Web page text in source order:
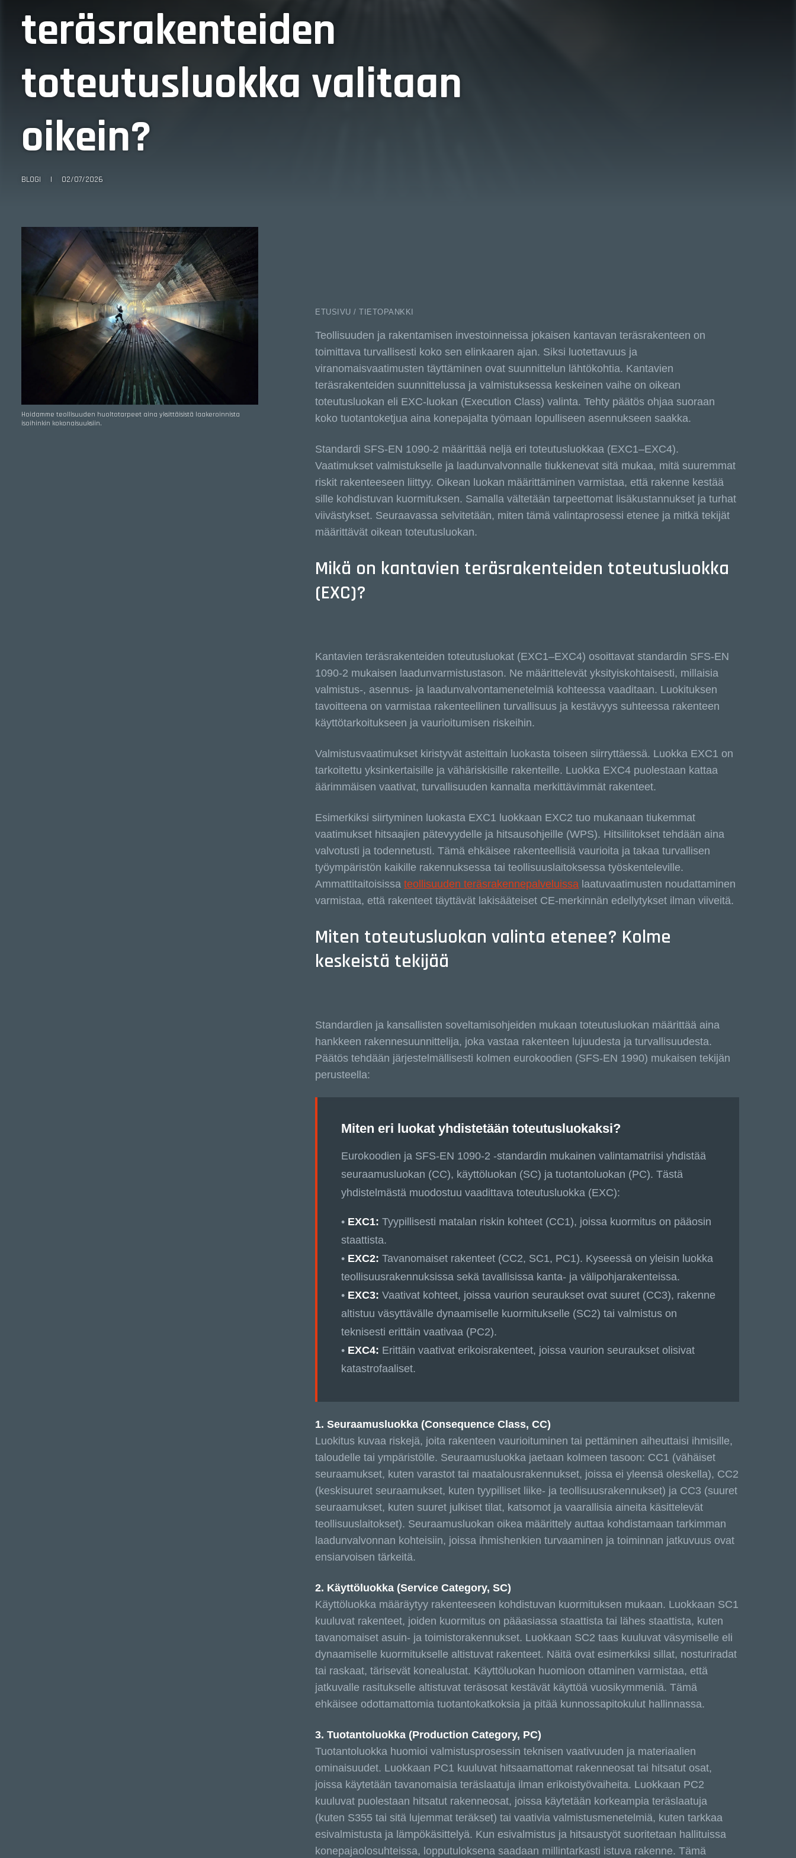
teräsrakenteiden
toteutusluokka valitaan
oikein?
BLOGI | 02/07/2026
Hoidamme teollisuuden huoltotarpeet aina yksittäisistä laakeroinnista
isoihinkin kokonaisuuksiin.
ETUSIVU / TIETOPANKKI
Teollisuuden ja rakentamisen investoinneissa jokaisen kantavan teräsrakenteen on
toimittava turvallisesti koko sen elinkaaren ajan. Siksi luotettavuus ja
viranomaisvaatimusten täyttäminen ovat suunnittelun lähtökohtia. Kantavien
teräsrakenteiden suunnittelussa ja valmistuksessa keskeinen vaihe on oikean
toteutusluokan eli EXC-luokan (Execution Class) valinta. Tehty päätös ohjaa suoraan
koko tuotantoketjua aina konepajalta työmaan lopulliseen asennukseen saakka.
Standardi SFS-EN 1090-2 määrittää neljä eri toteutusluokkaa (EXC1–EXC4).
Vaatimukset valmistukselle ja laadunvalvonnalle tiukkenevat sitä mukaa, mitä suuremmat
riskit rakenteeseen liittyy. Oikean luokan määrittäminen varmistaa, että rakenne kestää
sille kohdistuvan kuormituksen. Samalla vältetään tarpeettomat lisäkustannukset ja turhat
viivästykset. Seuraavassa selvitetään, miten tämä valintaprosessi etenee ja mitkä tekijät
määrittävät oikean toteutusluokan.
Mikä on kantavien teräsrakenteiden toteutusluokka
(EXC)?
Kantavien teräsrakenteiden toteutusluokat (EXC1–EXC4) osoittavat standardin SFS-EN
1090-2 mukaisen laadunvarmistustason. Ne määrittelevät yksityiskohtaisesti, millaisia
valmistus-, asennus- ja laadunvalvontamenetelmiä kohteessa vaaditaan. Luokituksen
tavoitteena on varmistaa rakenteellinen turvallisuus ja kestävyys suhteessa rakenteen
käyttötarkoitukseen ja vaurioitumisen riskeihin.
Valmistusvaatimukset kiristyvät asteittain luokasta toiseen siirryttäessä. Luokka EXC1 on
tarkoitettu yksinkertaisille ja vähäriskisille rakenteille. Luokka EXC4 puolestaan kattaa
äärimmäisen vaativat, turvallisuuden kannalta merkittävimmät rakenteet.
Esimerkiksi siirtyminen luokasta EXC1 luokkaan EXC2 tuo mukanaan tiukemmat
vaatimukset hitsaajien pätevyydelle ja hitsausohjeille (WPS). Hitsiliitokset tehdään aina
valvotusti ja todennetusti. Tämä ehkäisee rakenteellisiä vaurioita ja takaa turvallisen
työympäristön kaikille rakennuksessa tai teollisuuslaitoksessa työskenteleville.
Ammattitaitoisissa teollisuuden teräsrakennepalveluissa laatuvaatimusten noudattaminen
varmistaa, että rakenteet täyttävät lakisääteiset CE-merkinnän edellytykset ilman viiveitä.
Miten toteutusluokan valinta etenee? Kolme
keskeistä tekijää
Standardien ja kansallisten soveltamisohjeiden mukaan toteutusluokan määrittää aina
hankkeen rakennesuunnittelija, joka vastaa rakenteen lujuudesta ja turvallisuudesta.
Päätös tehdään järjestelmällisesti kolmen eurokoodien (SFS-EN 1990) mukaisen tekijän
perusteella:
Miten eri luokat yhdistetään toteutusluokaksi?
Eurokoodien ja SFS-EN 1090-2 -standardin mukainen valintamatriisi yhdistää
seuraamusluokan (CC), käyttöluokan (SC) ja tuotantoluokan (PC). Tästä
yhdistelmästä muodostuu vaadittava toteutusluokka (EXC):
• EXC1: Tyypillisesti matalan riskin kohteet (CC1), joissa kuormitus on pääosin
staattista.
• EXC2: Tavanomaiset rakenteet (CC2, SC1, PC1). Kyseessä on yleisin luokka
teollisuusrakennuksissa sekä tavallisissa kanta- ja välipohjarakenteissa.
• EXC3: Vaativat kohteet, joissa vaurion seuraukset ovat suuret (CC3), rakenne
altistuu väsyttävälle dynaamiselle kuormitukselle (SC2) tai valmistus on
teknisesti erittäin vaativaa (PC2).
• EXC4: Erittäin vaativat erikoisrakenteet, joissa vaurion seuraukset olisivat
katastrofaaliset.
1. Seuraamusluokka (Consequence Class, CC)
Luokitus kuvaa riskejä, joita rakenteen vaurioituminen tai pettäminen aiheuttaisi ihmisille,
taloudelle tai ympäristölle. Seuraamusluokka jaetaan kolmeen tasoon: CC1 (vähäiset
seuraamukset, kuten varastot tai maatalousrakennukset, joissa ei yleensä oleskella), CC2
(keskisuuret seuraamukset, kuten tyypilliset liike- ja teollisuusrakennukset) ja CC3 (suuret
seuraamukset, kuten suuret julkiset tilat, katsomot ja vaarallisia aineita käsittelevät
teollisuuslaitokset). Seuraamusluokan oikea määrittely auttaa kohdistamaan tarkimman
laadunvalvonnan kohteisiin, joissa ihmishenkien turvaaminen ja toiminnan jatkuvuus ovat
ensiarvoisen tärkeitä.
2. Käyttöluokka (Service Category, SC)
Käyttöluokka määräytyy rakenteeseen kohdistuvan kuormituksen mukaan. Luokkaan SC1
kuuluvat rakenteet, joiden kuormitus on pääasiassa staattista tai lähes staattista, kuten
tavanomaiset asuin- ja toimistorakennukset. Luokkaan SC2 taas kuuluvat väsymiselle eli
dynaamiselle kuormitukselle altistuvat rakenteet. Näitä ovat esimerkiksi sillat, nosturiradat
tai raskaat, tärisevät konealustat. Käyttöluokan huomioon ottaminen varmistaa, että
jatkuvalle rasitukselle altistuvat teräsosat kestävät käyttöä vuosikymmeniä. Tämä
ehkäisee odottamattomia tuotantokatkoksia ja pitää kunnossapitokulut hallinnassa.
3. Tuotantoluokka (Production Category, PC)
Tuotantoluokka huomioi valmistusprosessin teknisen vaativuuden ja materiaalien
ominaisuudet. Luokkaan PC1 kuuluvat hitsaamattomat rakenneosat tai hitsatut osat,
joissa käytetään tavanomaisia teräslaatuja ilman erikoistyövaiheita. Luokkaan PC2
kuuluvat puolestaan hitsatut rakenneosat, joissa käytetään korkeampia teräslaatuja
(kuten S355 tai sitä lujemmat teräkset) tai vaativia valmistusmenetelmiä, kuten tarkkaa
esivalmistusta ja lämpökäsittelyä. Kun esivalmistus ja hitsaustyöt suoritetaan hallituissa
konepajaolosuhteissa, lopputuloksena saadaan millintarkasti istuva rakenne. Tämä